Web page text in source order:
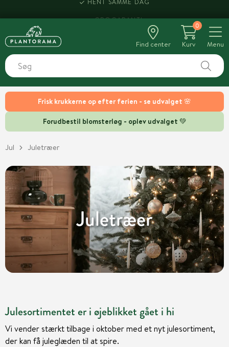
Frisk krukkerne op efter ferien - se udvalget 🌸
Forudbestil blomsterløg - oplev udvalget 💚
Find center
0
Kurv
Menu
Jul Juletræer
Juletræer
Julesortimentet er i øjeblikket gået i hi
Vi vender stærkt tilbage i oktober med et nyt julesortiment,
der kan få juleglæden til at spire.